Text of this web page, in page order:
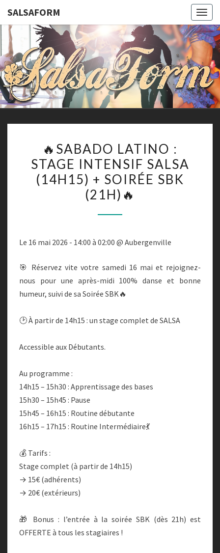
SALSAFORM
Cours
De
Danses
Latines
Remise
Forme
SABADO
LATINO
:
STAGE
INTENSIF
SALSA
+
SBK
(21H)
🔥
🔥SABADO LATINO :
STAGE INTENSIF SALSA
(14H15) + SOIRÉE SBK
(21H)🔥
Le 16 mai 2026 - 14:00 à 02:00 @ Aubergenville
🎯 Réservez vite votre samedi 16 mai et rejoignez-
nous pour une après-midi 100% danse et bonne
humeur, suivi de sa Soirée SBK🔥
🕑 À partir de 14h15 : un stage complet de SALSA
Accessible aux Débutants.
Au programme :
14h15 – 15h30 : Apprentissage des bases
15h30 – 15h45 : Pause
15h45 – 16h15 : Routine débutante
16h15 – 17h15 : Routine Intermédiaire💃
💰 Tarifs :
Stage complet (à partir de 14h15)
→ 15€ (adhérents)
→ 20€ (extérieurs)
🎁 Bonus : l’entrée à la soirée SBK (dès 21h) est
OFFERTE à tous les stagiaires !